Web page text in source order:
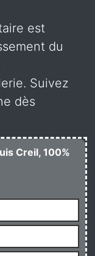
est
du
Suivez
dès
Creil, 100%